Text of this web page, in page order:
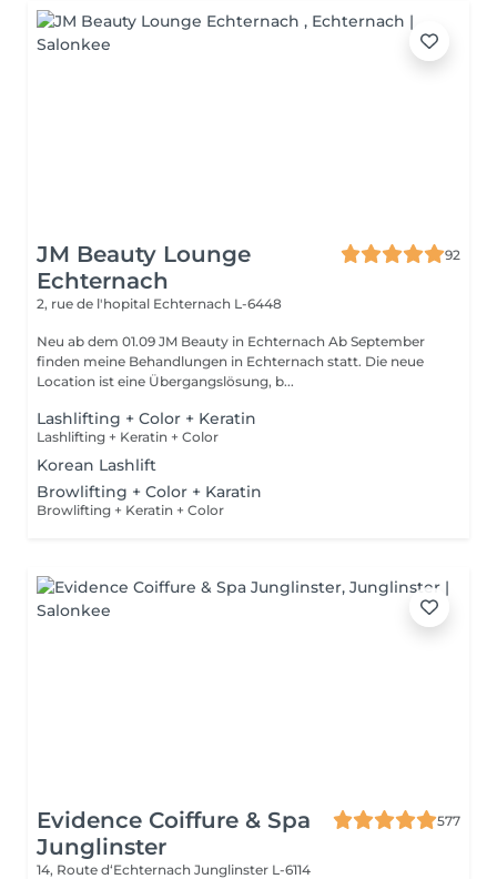
JM Beauty Lounge
Echternach
92
2, rue de l'hopital Echternach L-6448
Neu ab dem 01.09 JM Beauty in Echternach Ab September
finden meine Behandlungen in Echternach statt. Die neue
Location ist eine Übergangslösung, b...
Lashlifting + Color + Keratin
Lashlifting + Keratin + Color
Korean Lashlift
Browlifting + Color + Karatin
Browlifting + Keratin + Color
Evidence Coiffure & Spa
Junglinster
577
14, Route d‘Echternach Junglinster L-6114